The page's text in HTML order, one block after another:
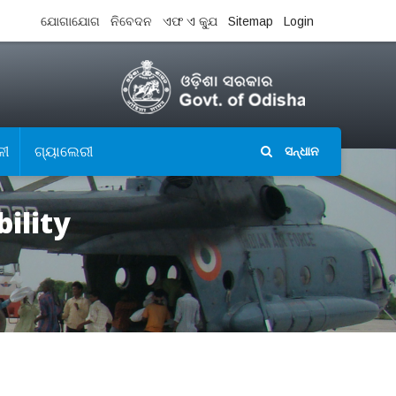
ଯୋଗାଯୋଗ ନିବେଦନ ଏଫ ଏ କ୍ଯୁ Sitemap Login
ଗ୍ୟାଲେରୀ ସନ୍ଧାନ